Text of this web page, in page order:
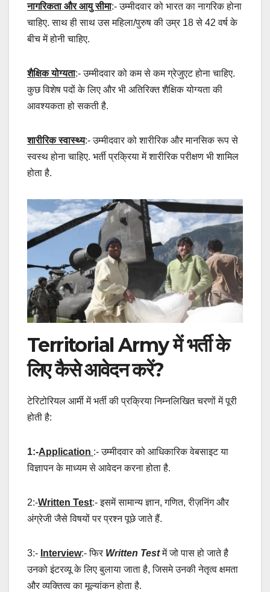
नागरिकता और आयु सीमा:- उम्मीदवार को भारत का नागरिक होना
चाहिए. साथ ही साथ उस महिला/पुरुष की उम्र 18 से 42 वर्ष के
बीच में होनी चाहिए.
शैक्षिक योग्यता:- उम्मीदवार को कम से कम ग्रेजुएट होना चाहिए.
कुछ विशेष पदों के लिए और भी अतिरिक्त शैक्षिक योग्यता की
आवश्यकता हो सकती है.
शारीरिक स्वास्थ्य:- उम्मीदवार को शारीरिक और मानसिक रूप से
स्वस्थ होना चाहिए. भर्ती प्रक्रिया में शारीरिक परीक्षण भी शामिल
होता है.
Territorial Army में भर्ती के
लिए कैसे आवेदन करें?
टेरिटोरियल आर्मी में भर्ती की प्रक्रिया निम्नलिखित चरणों में पूरी
होती है:
1:-Application :- उम्मीदवार को आधिकारिक वेबसाइट या
विज्ञापन के माध्यम से आवेदन करना होता है.
2:-Written Test:- इसमें सामान्य ज्ञान, गणित, रीज़निंग और
अंग्रेजी जैसे विषयों पर प्रश्न पूछे जाते हैं.
3:- Interview:- फिर Written Testमें जो पास हो जाते है
उनको इंटरव्यू के लिए बुलाया जाता है, जिसमे उनकी नेतृत्व क्षमता
और व्यक्तित्व का मूल्यांकन होता है.